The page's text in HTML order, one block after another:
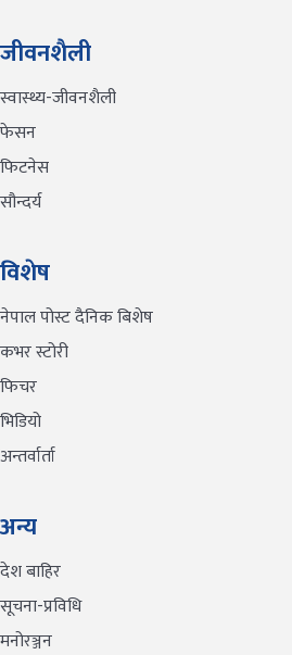
जीवनशैली
स्वास्थ्य-जीवनशैली
फेसन
फिटनेस
सौन्दर्य
विशेष
नेपाल पोस्ट दैनिक बिशेष
कभर स्टोरी
फिचर
भिडियो
अन्तर्वार्ता
अन्य
देश बाहिर
सूचना-प्रविधि
मनोरञ्जन